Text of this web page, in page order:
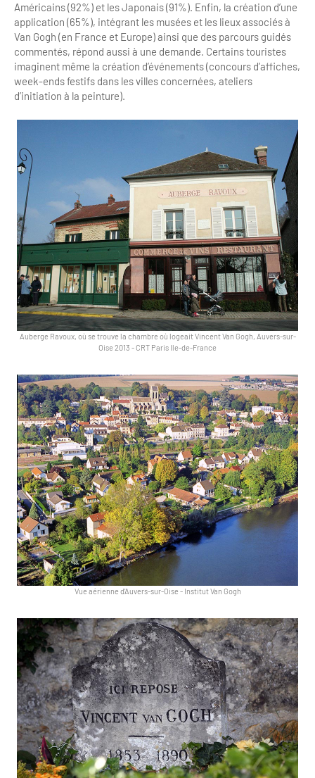
Américains (92%) et les Japonais (91%). Enfin, la création d’une
application (65%), intégrant les musées et les lieux associés à
Van Gogh (en France et Europe) ainsi que des parcours guidés
commentés, répond aussi à une demande. Certains touristes
imaginent même la création d’événements (concours d’affiches,
week-ends festifs dans les villes concernées, ateliers
d’initiation à la peinture).
Auberge Ravoux, où se trouve la chambre où logeait Vincent Van Gogh, Auvers-sur-
Oise 2013 -CRT Paris Ile-de-France
Vue aérienne d'Auvers-sur-Oise - Institut Van Gogh